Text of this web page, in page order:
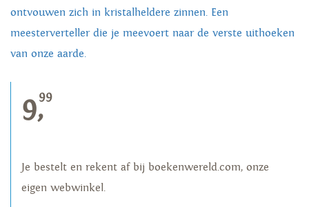
ontvouwen zich in kristalheldere zinnen. Een
meesterverteller die je meevoert naar de verste uithoeken
van onze aarde.
9,99
Je bestelt en rekent af bij boekenwereld.com, onze
eigen webwinkel.